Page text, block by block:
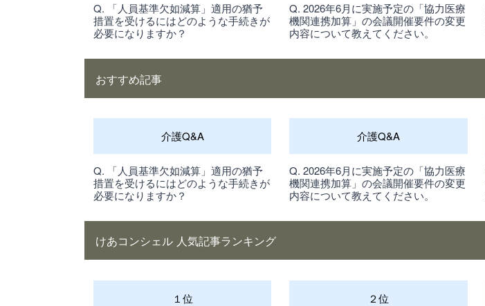
Q. 「人員基準欠如減算」適用の猶予
措置を受けるにはどのような手続きが
必要になりますか？
Q. 2026年6月に実施予定の「協力医療
機関連携加算」の会議開催要件の変更
内容について教えてください。
おすすめ記事
介護Q&A
Q. 「人員基準欠如減算」適用の猶予
措置を受けるにはどのような手続きが
必要になりますか？
介護Q&A
Q. 2026年6月に実施予定の「協力医療
機関連携加算」の会議開催要件の変更
内容について教えてください。
けあコンシェル 人気記事ランキング
１位 ２位